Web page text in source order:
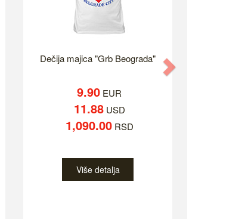
Dečija majica "Grb Beograda"
9.90 EUR
11.88USD
1,090.00RSD
Više detalja